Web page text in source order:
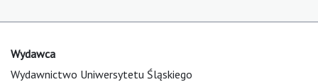
Wydawca
Wydawnictwo Uniwersytetu Śląskiego